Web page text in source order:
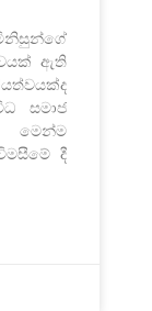
ඇති
සමාජ
දී